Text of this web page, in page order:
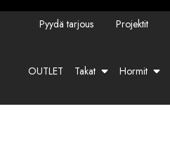
Pyydä tarjous Projektit
OUTLET Takat Hormit